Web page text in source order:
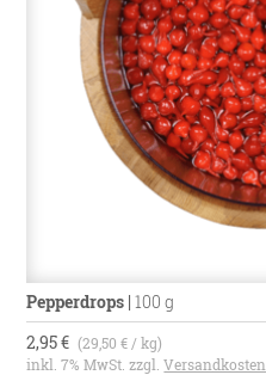
Pepperdrops |100 g
2,95 € (29,50 € / kg)
inkl. 7% MwSt. zzgl.Versandkosten